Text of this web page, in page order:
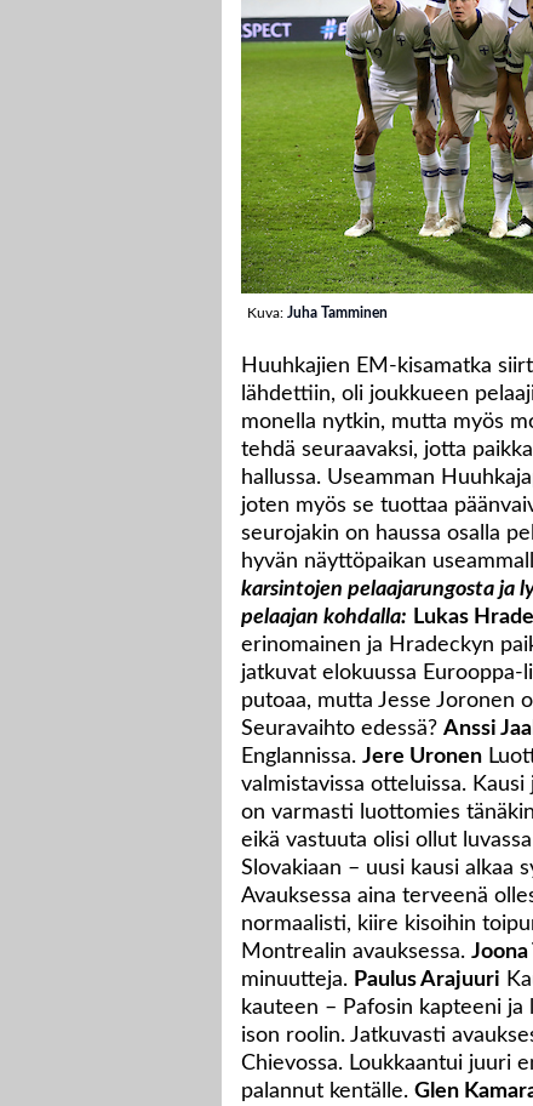
Kuva: Juha Tamminen
Huuhkajien EM-kisamatka
lähdettiin, oli joukkueen
monella nytkin, mutta myös
tehdä seuraavaksi, jotta
hallussa. Useamman
joten myös se tuottaa
seurojakin on haussa osalla
hyvän näyttöpaikan
karsintojen pelaajarungosta ja
pelaajan kohdalla: Lukas
erinomainen ja Hradeckyn
jatkuvat elokuussa Eurooppa-
putoaa, mutta Jesse Joronen
Seuravaihto edessä? Anssi
Englannissa. Jere Uronen
valmistavissa otteluissa.
on varmasti luottomies
eikä vastuuta olisi ollut
Slovakiaan – uusi kausi alkaa
Avauksessa aina terveenä
normaalisti, kiire kisoihin
Montrealin avauksessa.
minuutteja. Paulus Arajuuri
kauteen – Pafosin kapteeni ja
ison roolin. Jatkuvasti
Chievossa. Loukkaantui juuri
palannut kentälle. Glen